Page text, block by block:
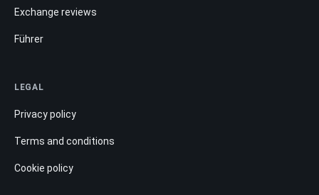
Exchange reviews
Führer
LEGAL
Privacy policy
Terms and conditions
Cookie policy